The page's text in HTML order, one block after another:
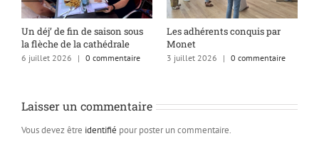
Un déj’ de fin de saison sous
la flèche de la cathédrale
6 juillet 2026 | 0 commentaire
Les adhérents conquis par
Monet
3 juillet 2026 | 0 commentaire
Laisser un commentaire
Vous devez être identifié pour poster un commentaire.